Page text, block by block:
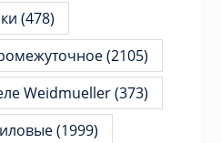
(478)
(2105)
Weidmueller(373)
(1999)